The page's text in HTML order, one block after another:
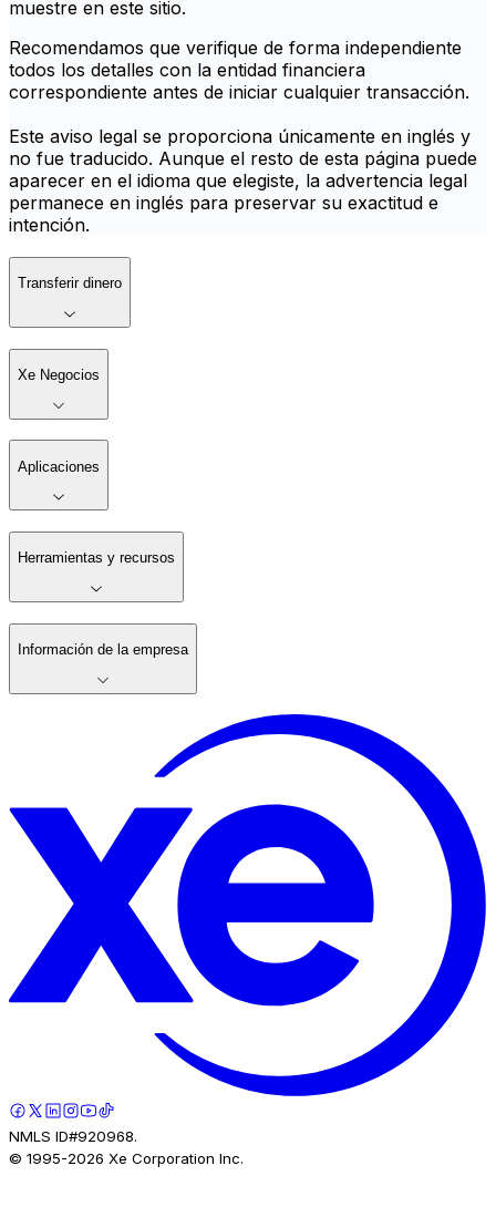
muestre en este sitio.
Recomendamos que verifique de forma independiente
todos los detalles con la entidad financiera
correspondiente antes de iniciar cualquier transacción.
Este aviso legal se proporciona únicamente en inglés y
no fue traducido. Aunque el resto de esta página puede
aparecer en el idioma que elegiste, la advertencia legal
permanece en inglés para preservar su exactitud e
intención.
Transferir dinero
Xe Negocios
Aplicaciones
Herramientas y recursos
Información de la empresa
NMLS ID#920968.
© 1995-2026 Xe Corporation Inc.